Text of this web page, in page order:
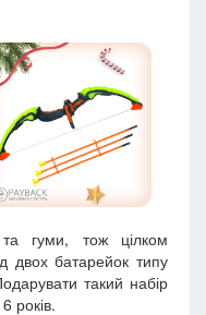
та гуми, тож цілком
двох батарейок типу
такий набір
років.